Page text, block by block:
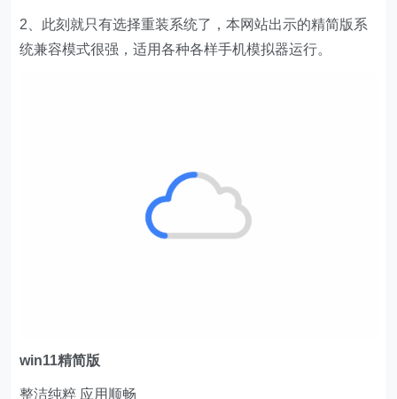
2、此刻就只有选择重装系统了，本网站出示的精简版系
统兼容模式很强，适用各种各样手机模拟器运行。
win11精简版
整洁纯粹 应用顺畅